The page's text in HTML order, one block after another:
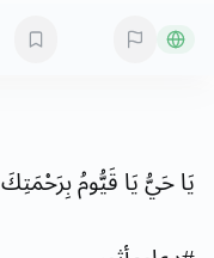
يَاحَيُّيَاقَيُّومُبِرَحْمَتِكَ